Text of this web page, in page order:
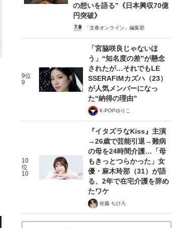
の想いを語る”《日本興収70億
円突破》
「文春オンライン」編集部
9位
9
「宮脇咲良じゃないほ
う」“知名度の差”が懸念
されたが…それでもLE
SSERAFIMカズハ（23）
が人気メンバーになっ
た“納得の理由”
K-POPゆりこ
10
位
10
『イタズラなKiss』主演
→26歳で芸能引退→難病
の母を24時間介護…「母
もきっとつらかった」女
優・麻木玲那（31）が語
る、2年で在宅介護を辞め
たワケ
佐藤 ちひろ